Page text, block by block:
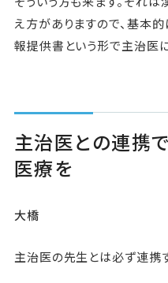
え方がありますので、基本
報提供書という形で主治医に
主治医との連携
医療を
大橋
主治医の先生とは必ず連携